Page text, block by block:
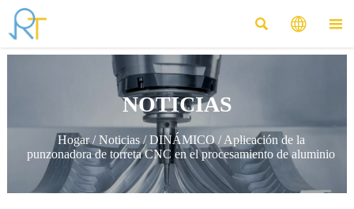
  
NOTICIAS
Hogar/Noticias/DINÁMICO /Aplicación de la
punzonadora de torreta CNC en el procesamiento de aluminio